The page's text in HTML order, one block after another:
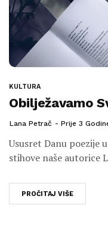
KULTURA
Obilježavamo
Lana Petrač Prije 3
Ususret Danu poezije
stihove naše autorice
PROČITAJ VIŠE